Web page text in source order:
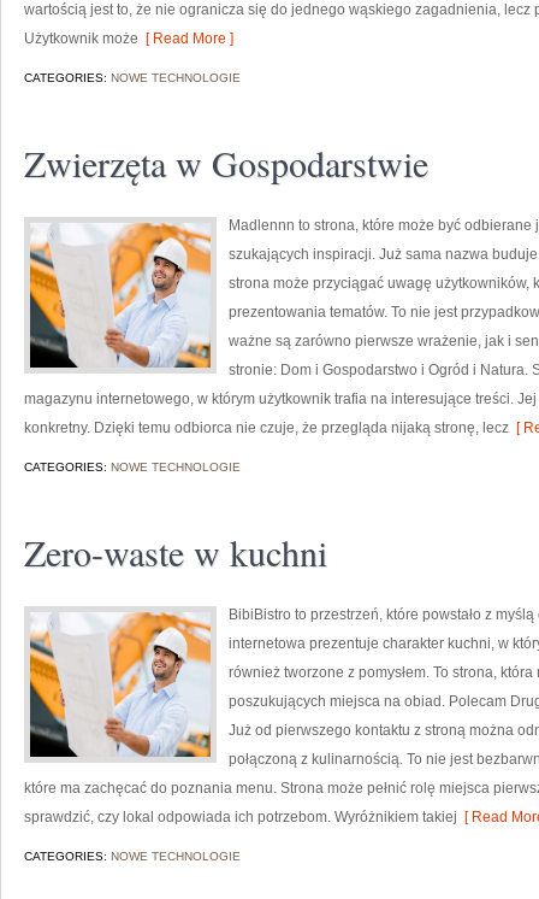
wartością jest to, że nie ogranicza się do jednego wąskiego zagadnienia, lecz
Użytkownik może [ Read More ]
CATEGORIES: NOWE TECHNOLOGIE
Zwierzęta w Gospodarstwie
Madlennn to strona, które może być
szukających inspiracji. Już sama nazwa
strona może przyciągać uwagę
prezentowania tematów. To nie jest
ważne są zarówno pierwsze wrażenie, jak i
stronie: Dom i Gospodarstwo i Ogród i Natura.
magazynu internetowego, w którym użytkownik trafia na interesujące treści.
konkretny. Dzięki temu odbiorca nie czuje, że przegląda nijaką stronę, lecz [
CATEGORIES: NOWE TECHNOLOGIE
Zero-waste w kuchni
BibiBistro to przestrzeń, które powstało z
internetowa prezentuje charakter kuchni, w
również tworzone z pomysłem. To strona,
poszukujących miejsca na obiad. Polecam
Już od pierwszego kontaktu z stroną można
połączoną z kulinarnością. To nie jest
które ma zachęcać do poznania menu. Strona może pełnić rolę miejsca
sprawdzić, czy lokal odpowiada ich potrzebom. Wyróżnikiem takiej [ Read
CATEGORIES: NOWE TECHNOLOGIE